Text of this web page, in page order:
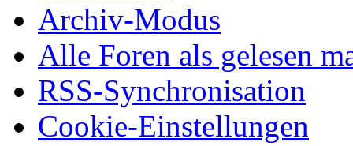
Archiv-Modus
Alle Foren als gelesen
RSS-Synchronisation
Cookie-Einstellungen